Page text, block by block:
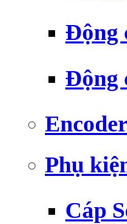
Động
Động
Encoder
Phụ
Cáp